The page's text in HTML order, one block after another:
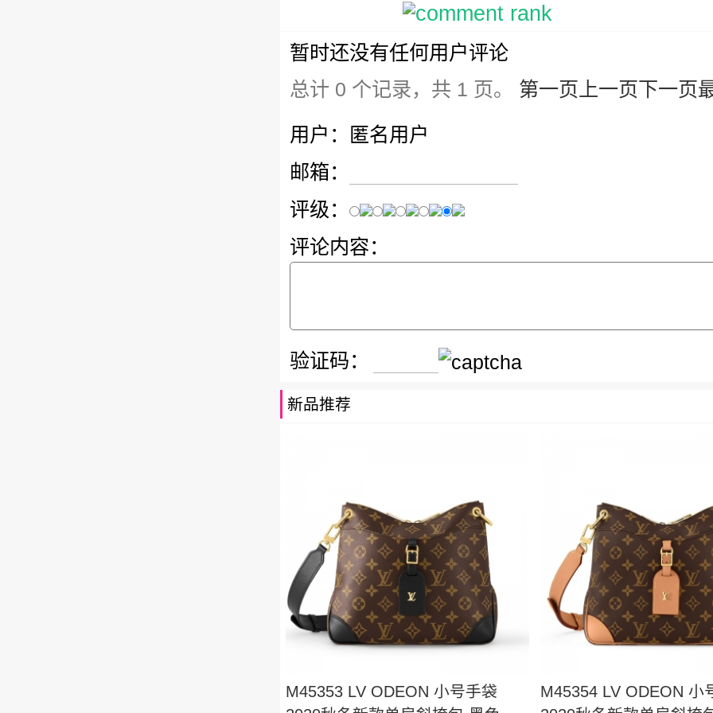
暂时还没有任何用户评论
总计 0 个记录，共 1 页。 第一页 上一页下一页
用户：匿名用户
邮箱：
评级：
评论内容：
验证码：
新品推荐
M45353 LV ODEON 小号手袋
M45354 LV ODEON 小